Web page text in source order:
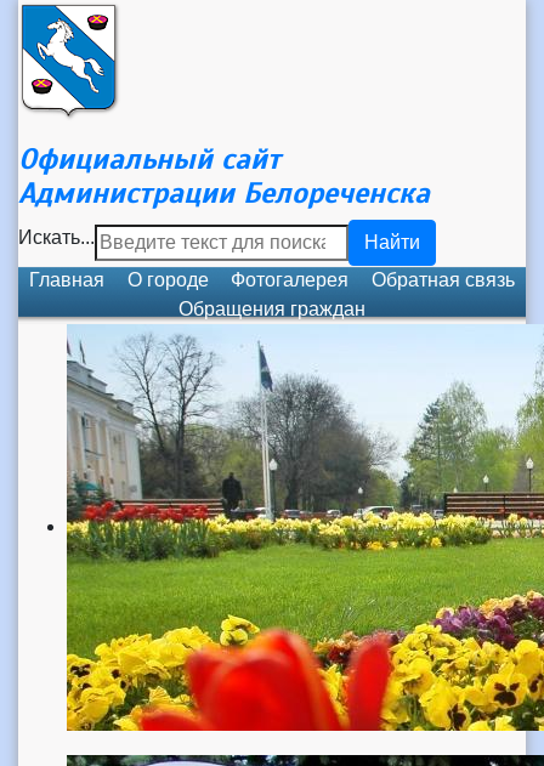
Официальный сайт
Администрации Белореченска
Искать...
Найти
Главная
О городе Фотогалерея
Обратная связь
Обращения граждан